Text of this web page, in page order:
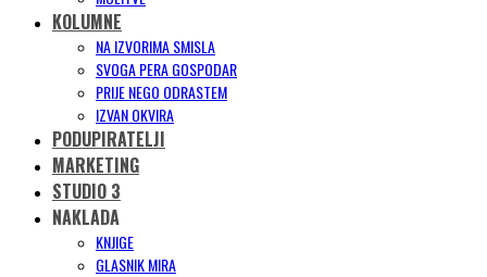
KOLUMNE
NA IZVORIMA SMISLA
SVOGA PERA GOSPODAR
PRIJE NEGO ODRASTEM
IZVAN OKVIRA
PODUPIRATELJI
MARKETING
STUDIO 3
NAKLADA
KNJIGE
GLASNIK MIRA